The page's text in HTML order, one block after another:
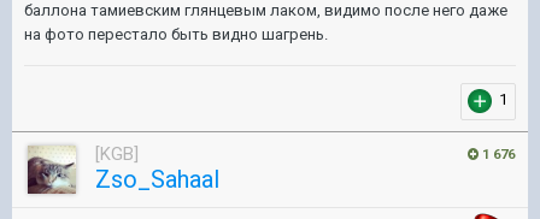
баллона тамиевским глянцевым лаком, видимо после него даже
на фото перестало быть видно шагрень.
1
1 676
[KGB]
Zso_Sahaal